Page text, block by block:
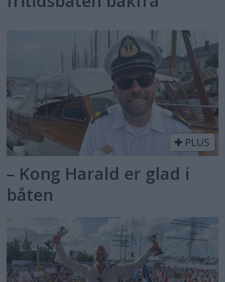
PLUS
– Kong Harald er glad i
båten